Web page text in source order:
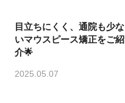
目立ちにくく、通院も少な
いマウスピース矯正をご紹
介🌟
2025.05.07